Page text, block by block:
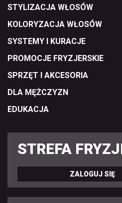
STYLIZACJA WŁOSÓW
KOLORYZACJA WŁOSÓW
SYSTEMY I KURACJE
PROMOCJE FRYZJERSKIE
SPRZĘT I AKCESORIA
DLA MĘŻCZYZN
EDUKACJA
STREFA
ZALOGUJ SIĘ